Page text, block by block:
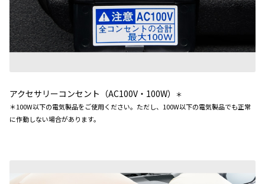
アクセサリーコンセント（AC100V・100W）
＊
＊100W以下の電気製品をご使用ください。ただし、100W以下の電気製品でも正常
に作動しない場合があります。